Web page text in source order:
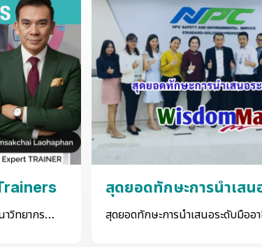
วิทยากร
สุดยอดทักษะการนำเสน
อาชีพ
สุดยอดทักษะการนำเสนอระดับมือ